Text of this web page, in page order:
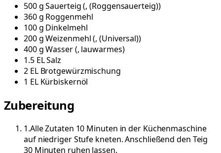
500gSauerteig (, (Roggensauerteig))
360g Roggenmehl
100g Dinkelmehl
200gWeizenmehl(, (Universal))
400gWasser(, lauwarmes)
1.5 ELSalz
2 EL Brotgewürzmischung
1 EL Kürbiskernöl
Zubereitung
1.Alle Zutaten 10 Minuten in der Küchenmaschine
auf niedriger Stufe kneten. Anschließend den Teig
30 Minuten ruhen lassen.